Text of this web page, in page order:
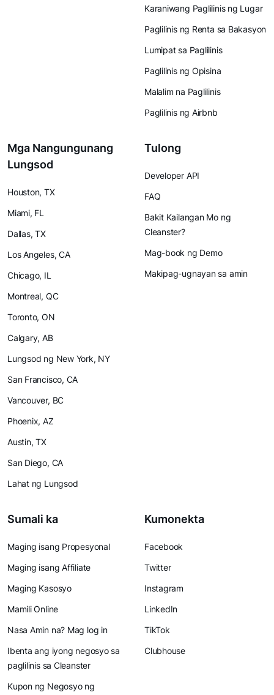
Karaniwang Paglilinis ng Lugar
Paglilinis ng Renta sa Bakasyon
Lumipat sa Paglilinis
Paglilinis ng Opisina
Malalim na Paglilinis
Paglilinis ng Airbnb
Mga Nangungunang
Lungsod
Houston, TX
Miami, FL
Dallas, TX
Los Angeles, CA
Chicago, IL
Montreal, QC
Toronto, ON
Calgary, AB
Lungsod ng New York, NY
San Francisco, CA
Vancouver, BC
Phoenix, AZ
Austin, TX
San Diego, CA
Lahat ng Lungsod
Tulong
Developer API
FAQ
Bakit Kailangan Mo ng
Cleanster?
Mag-book ng Demo
Makipag-ugnayan sa amin
Sumali ka
Maging isang Propesyonal
Maging isang Affiliate
Maging Kasosyo
Mamili Online
Nasa Amin na? Mag log in
Ibenta ang iyong negosyo sa
paglilinis sa Cleanster
Kupon ng Negosyo ng
Kumonekta
Facebook
Twitter
Instagram
LinkedIn
TikTok
Clubhouse